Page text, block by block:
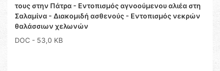
τους στην Πάτρα - Εντοπισμός αγνοούμενου αλιέα στη
Σαλαμίνα - Διακομιδή ασθενούς - Εντοπισμός νεκρών
θαλάσσιων χελωνών
DOC - 53,0 KB